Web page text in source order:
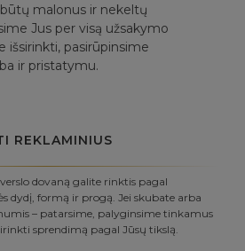
malonus ir nekeltų
Jus per visą užsakymo
išsirinkti, pasirūpinsime
ir pristatymu.
REKLAMINIUS
dovaną galite rinktis pagal
dydį, formą ir progą. Jei skubate arba
– patarsime, palyginsime tinkamus
sprendimą pagal Jūsų tikslą.